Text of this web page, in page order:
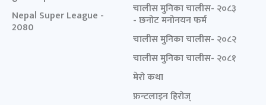
Nepal Super League -
2080
चालीस मुनिका चालीस- २०८३
- छनोट मनोनयन फर्म
चालीस मुनिका चालीस- २०८२
चालीस मुनिका चालीस- २०८१
मेरो कथा
फ्रन्टलाइन हिरोज्